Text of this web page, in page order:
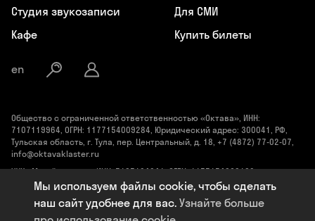
Студия звукозаписи
Кафе
Для СМИ
Купить билеты
en
Общество с ограниченной ответственностью «Октава», ИНН:
7107119964, ОГРН: 1177154009284, Юридический адрес: 300041, РФ,
Тульская область, г. Тула, пер. Центральный, д. 18, +7 (4872) 77-02-07,
info@oktavaklaster.ru
ЧУК «Музей станка», ИНН: 7107124241, ОГРН: 1177154030162,
Юридический адрес: 300041, Тульская область, г. Тула, пер.
Центральный, д. 18, +7 (991) 414-00-98, info@oktavaklaster.ru
Политика обработки персональных данных
Мы используем файлы cookie, чтобы сделать
наш сайт удобнее для вас. Узнайте больше